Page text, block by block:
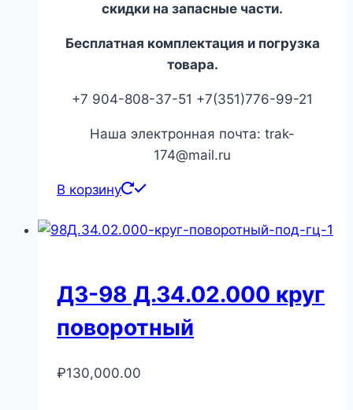
скидки на запасные части.
Бесплатная комплектация и погрузка
товара.
+7 904-808-37-51 +7(351)776-99-21
Наша электронная почта: trak-
174@mail.ru
В корзину
ДЗ-98 Д.34.02.000 круг
поворотный
₽130,000.00